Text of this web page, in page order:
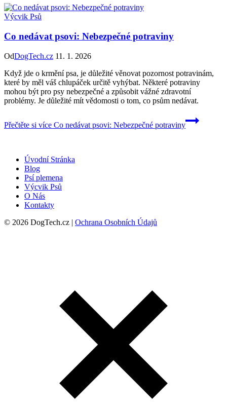
Výcvik Psů
Co nedávat psovi: Nebezpečné potraviny
OdDogTech.cz 11. 1. 2026
Když jde o krmění psa, je důležité věnovat pozornost potravinám,
které by měl váš chlupáček určitě vyhýbat. Některé potraviny
mohou být pro psy nebezpečné a způsobit vážné zdravotní
problémy. Je důležité mít vědomosti o tom, co psům nedávat.
Přečtěte si více Co nedávat psovi: Nebezpečné potraviny
Úvodní Stránka
Blog
Psí plemena
Výcvik Psů
O Nás
Kontakty
© 2026 DogTech.cz | Ochrana Osobních Údajů